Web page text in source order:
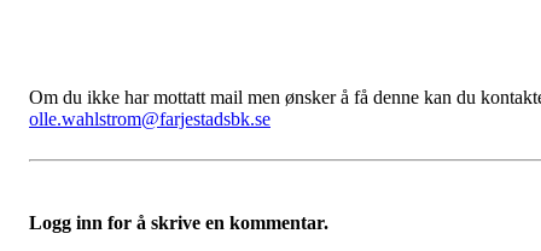
Om du ikke har mottatt mail men ønsker å få denne kan du
olle.wahlstrom@farjestadsbk.se
Logg inn for å skrive en kommentar.